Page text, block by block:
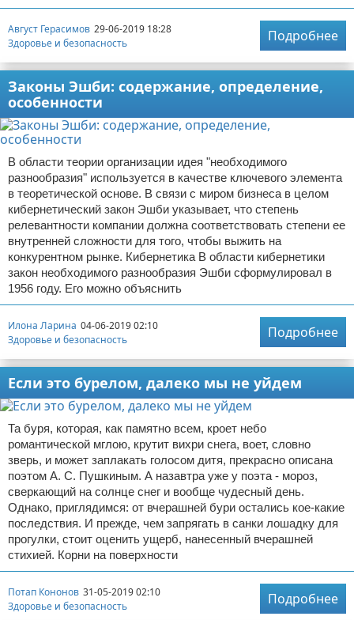
Август Герасимов 29-06-2019 18:28
Здоровье и безопасность
Подробнее
Законы Эшби: содержание, определение,
особенности
В области теории организации идея "необходимого
разнообразия" используется в качестве ключевого элемента
в теоретической основе. В связи с миром бизнеса в целом
кибернетический закон Эшби указывает, что степень
релевантности компании должна соответствовать степени ее
внутренней сложности для того, чтобы выжить на
конкурентном рынке. Кибернетика В области кибернетики
закон необходимого разнообразия Эшби сформулировал в
1956 году. Его можно объяснить
Илона Ларина 04-06-2019 02:10
Здоровье и безопасность
Подробнее
Если это бурелом, далеко мы не уйдем
Та буря, которая, как памятно всем, кроет небо
романтической мглою, крутит вихри снега, воет, словно
зверь, и может заплакать голосом дитя, прекрасно описана
поэтом А. С. Пушкиным. А назавтра уже у поэта - мороз,
сверкающий на солнце снег и вообще чудесный день.
Однако, приглядимся: от вчерашней бури остались кое-какие
последствия. И прежде, чем запрягать в санки лошадку для
прогулки, стоит оценить ущерб, нанесенный вчерашней
стихией. Корни на поверхности
Потап Кононов 31-05-2019 02:10
Здоровье и безопасность
Подробнее